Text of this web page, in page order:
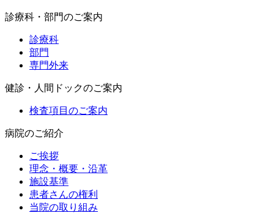
診療科・部門のご案内
診療科
部門
専門外来
健診・人間ドックのご案内
検査項目のご案内
病院のご紹介
ご挨拶
理念・概要・沿革
施設基準
患者さんの権利
当院の取り組み